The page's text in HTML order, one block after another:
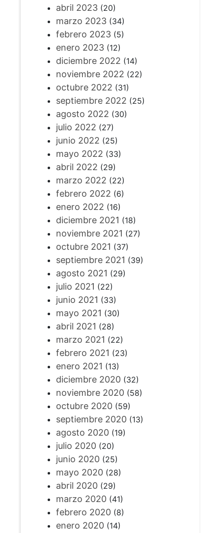
abril 2023(20)
marzo 2023(34)
febrero 2023(5)
enero 2023(12)
diciembre 2022 (14)
noviembre 2022 (22)
octubre 2022 (31)
septiembre 2022 (25)
agosto 2022 (30)
julio 2022 (27)
junio 2022 (25)
mayo 2022 (33)
abril 2022 (29)
marzo 2022 (22)
febrero 2022 (6)
enero 2022 (16)
diciembre 2021 (18)
noviembre 2021 (27)
octubre 2021 (37)
septiembre 2021 (39)
agosto 2021 (29)
julio 2021 (22)
junio 2021 (33)
mayo 2021 (30)
abril 2021 (28)
marzo 2021 (22)
febrero 2021 (23)
enero 2021 (13)
diciembre 2020(32)
noviembre 2020(58)
octubre 2020(59)
septiembre 2020(13)
agosto 2020(19)
julio 2020(20)
junio 2020(25)
mayo 2020(28)
abril 2020(29)
marzo 2020(41)
febrero 2020(8)
enero 2020(14)